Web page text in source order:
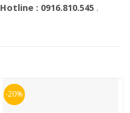
Hotline : 0916.810.545 .
-20%